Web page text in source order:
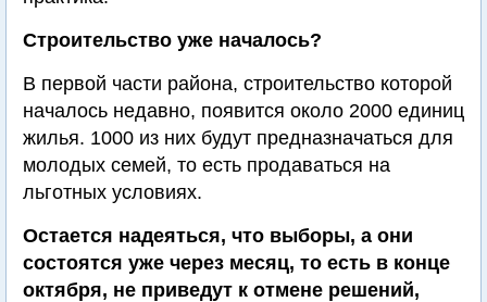
Строительство уже началось?
В первой части района, строительство которой
началось недавно, появится около 2000 единиц
жилья. 1000 из них будут предназначаться для
молодых семей, то есть продаваться на
льготных условиях.
Остается надеяться, что выборы, а они
состоятся уже через месяц, то есть в конце
октября, не приведут к отмене решений,